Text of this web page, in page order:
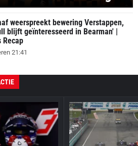
weerspreekt bewering Verstappen,
blijft geïnteresseerd in Bearman' |
Recap
21:41